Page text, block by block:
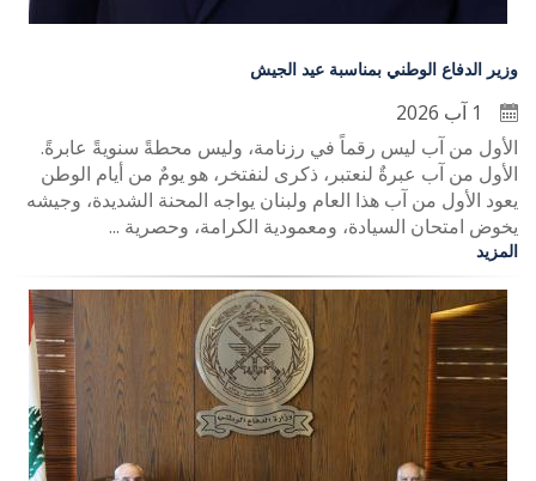
وزير الدفاع الوطني بمناسبة عيد الجيش
الأول من آب ليس رقماً في رزنامة، وليس محطةً سنويةً عابرةً.
الأول من آب عبرةٌ لنعتبر، ذكرى لنفتخر، هو يومٌ من أيام الوطن
يعود الأول من آب هذا العام ولبنان يواجه المحنة الشديدة، وجيشه
يخوض امتحان السيادة، ومعمودية الكرامة، وحصرية ...
المزيد